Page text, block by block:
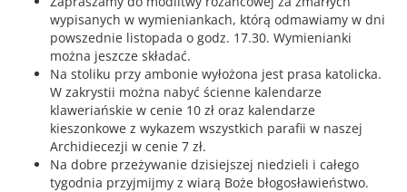
wypisanych w wymieniankach, którą odmawiamy w dni
powszednie listopada o godz. 17.30. Wymienianki
można jeszcze składać.
Na stoliku przy ambonie wyłożona jest prasa katolicka.
W zakrystii można nabyć ścienne kalendarze
klaweriańskie w cenie 10 zł oraz kalendarze
kieszonkowe z wykazem wszystkich parafii w naszej
Archidiecezji w cenie 7 zł.
Na dobre przeżywanie dzisiejszej niedzieli i całego
tygodnia przyjmijmy z wiarą Boże błogosławieństwo.